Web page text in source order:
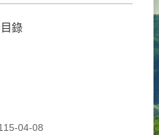
錄
04-08